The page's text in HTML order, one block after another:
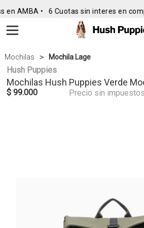
AMBA • 6 Cuotas sin interes en
Mochilas Mochila Lage
Hush Puppies
Mochilas Hush PuppiesVerde
$ 99.000 Precio sin